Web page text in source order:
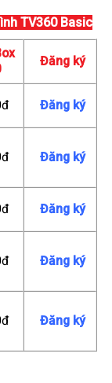
TV360 Basic
Đăng ký
Đăng ký
Đăng ký
Đăng ký
Đăng ký
Đăng ký